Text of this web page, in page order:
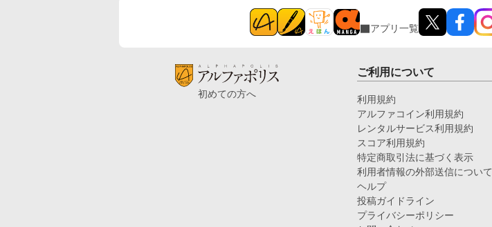
アプリ一覧
初めての方へ
ご利用について
利用規約
アルファコイン利用規約
レンタルサービス利用規約
スコア利用規約
特定商取引法に基づく表示
利用者情報の外部送信について
ヘルプ
投稿ガイドライン
プライバシーポリシー